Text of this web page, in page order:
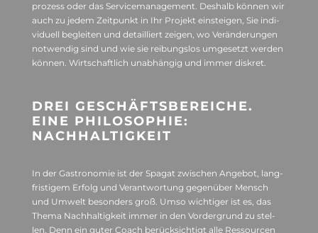
pro­zess oder das Ser­vice­ma­nage­ment. Des­halb kön­nen wir
auch zu jedem Zeit­punkt in Ihr Pro­jekt ein­stei­gen, Sie indi­
vi­du­ell beglei­ten und detail­liert zei­gen, wo Ver­än­de­run­gen
not­wen­dig sind und wie sie rei­bungs­los umge­setzt wer­den
kön­nen. Wirt­schaft­lich unab­hän­gig und immer diskret.
DREI GESCHÄFTS­BE­REI­CHE.
EINE PHI­LO­SO­PHIE:
NACHHALTIGKEIT
In der Gas­tro­no­mie ist der Spa­gat zwi­schen Ange­bot, lang­
fris­ti­gem Erfolg und Ver­ant­wor­tung gegen­über Mensch
und Umwelt beson­ders groß. Umso wich­ti­ger ist es, das
Thema Nach­hal­tig­keit immer in den Vor­der­grund zu stel­
len. Denn ein guter Coach berück­sich­tigt alle Res­sour­cen